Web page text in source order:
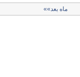
ماه بعد»»